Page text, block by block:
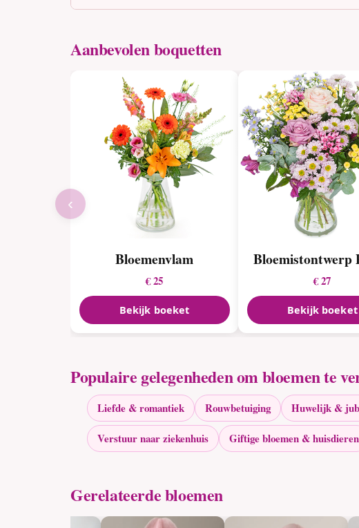
Aanbevolen boquetten
Bloemenvlam
€ 25
Bekijk boeket
Bloemistontwerp
€ 27
Bekijk boeket
‹
Populaire gelegenheden om bloemen te
Liefde & romantiek Rouwbetuiging Huwelijk &
Verstuur naar ziekenhuis Giftige bloemen & huisdieren
Gerelateerde bloemen